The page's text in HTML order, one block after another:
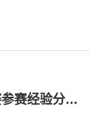
山东大学关于高校教师教学创新大赛参赛经验分享会的通知